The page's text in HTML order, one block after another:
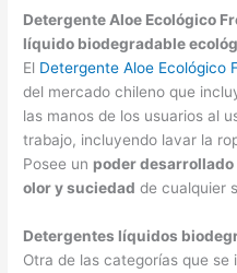
Detergente Aloe Ecológico
líquido biodegradable
El Detergente Aloe Ecológico
del mercado chileno que
las manos de los usuarios al
trabajo, incluyendo lavar la
Posee un poder desarrollado
olor y suciedad de cualquier
Detergentes líquidos
Otra de las categorías que se